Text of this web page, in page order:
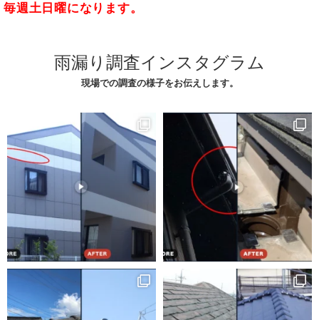
毎週土日曜になります。
雨漏り調査インスタグラム
現場での調査の様子をお伝えします。